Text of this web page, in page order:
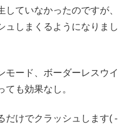
ていなかったのですが、
ュしまくるようになりまし
モード、ボーダーレスウイ
も効果なし。
だけでクラッシュします( -